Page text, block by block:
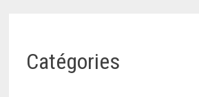
Catégories